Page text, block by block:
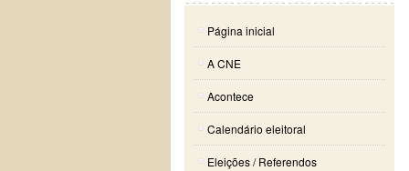
Página inicial
A CNE
Acontece
Calendário eleitoral
Eleições / Referendos